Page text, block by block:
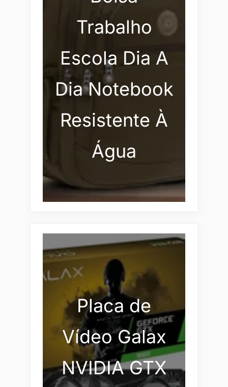
Trabalho
Escola Dia A
Dia Notebook
Resistente À
Água
Placa de
Vídeo Galax
NVIDIA GTX